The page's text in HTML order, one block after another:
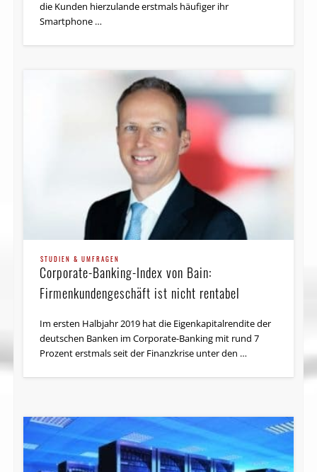
die Kunden hierzulande erstmals häufiger ihr
Smartphone …
STUDIEN & UMFRAGEN
Corporate-Banking-Index von Bain:
Firmenkundengeschäft ist nicht rentabel
Im ersten Halbjahr 2019 hat die Eigenkapitalrendite der
deutschen Banken im Corporate-Banking mit rund 7
Prozent erstmals seit der Finanzkrise unter den …